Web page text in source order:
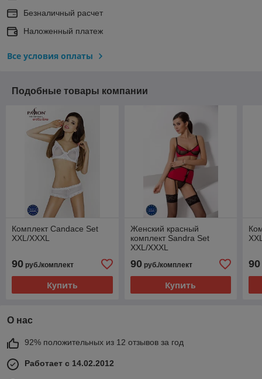
Безналичный расчет
Наложенный платеж
Все условия оплаты
Подобные товары компании
Комплект Candace Set
XXL/XXXL
90 руб./комплект
Купить
Женский красный
комплект Sandra Set
XXL/XXXL
90руб./комплект
Купить
90
О нас
92% положительных из 12 отзывов за год
Работает с 14.02.2012